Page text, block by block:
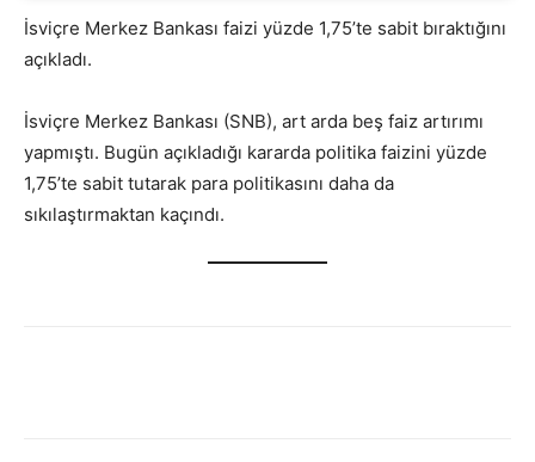
İsviçre Merkez Bankası faizi yüzde 1,75’te sabit bıraktığını
açıkladı.
İsviçre Merkez Bankası (SNB), art arda beş faiz artırımı
yapmıştı. Bugün açıkladığı kararda politika faizini yüzde
1,75’te sabit tutarak para politikasını daha da
sıkılaştırmaktan kaçındı.